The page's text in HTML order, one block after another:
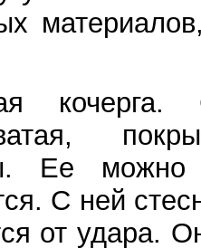
Ее
С ней
от удара.